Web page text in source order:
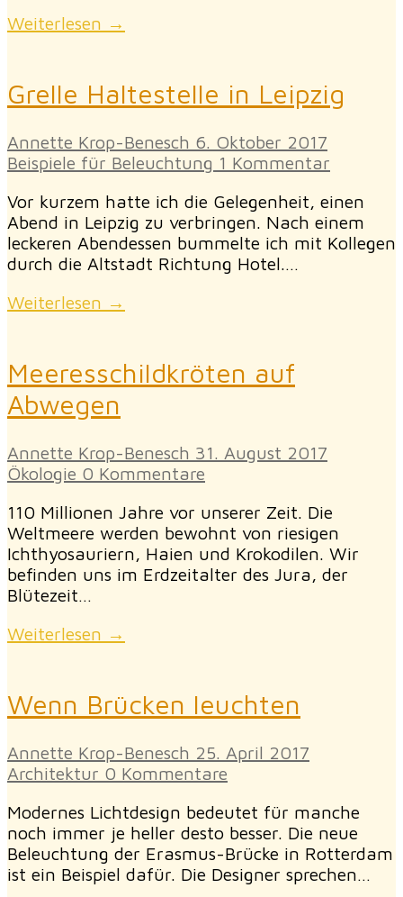
Weiterlesen →
Grelle Haltestelle in Leipzig
Annette Krop-Benesch 6. Oktober 2017
Beispiele für Beleuchtung 1 Kommentar
Vor kurzem hatte ich die Gelegenheit, einen
Abend in Leipzig zu verbringen. Nach einem
leckeren Abendessen bummelte ich mit Kollegen
durch die Altstadt Richtung Hotel.…
Weiterlesen →
Meeresschildkröten auf
Abwegen
Annette Krop-Benesch 31. August 2017
Ökologie 0 Kommentare
110 Millionen Jahre vor unserer Zeit. Die
Weltmeere werden bewohnt von riesigen
Ichthyosauriern, Haien und Krokodilen. Wir
befinden uns im Erdzeitalter des Jura, der
Blütezeit…
Weiterlesen →
Wenn Brücken leuchten
Annette Krop-Benesch 25. April 2017
Architektur 0 Kommentare
Modernes Lichtdesign bedeutet für manche
noch immer je heller desto besser. Die neue
Beleuchtung der Erasmus-Brücke in Rotterdam
ist ein Beispiel dafür. Die Designer sprechen…